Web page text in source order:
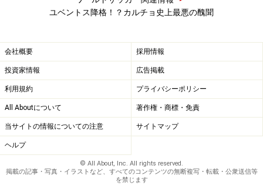
ユベントス降格！？カルチョ史上最悪の醜聞
会社概要 採用情報
投資家情報 広告掲載
利用規約 プライバシーポリシー
All Aboutについて 著作権・商標・免責
当サイトの情報についての注意 サイトマップ
ヘルプ
© All About, Inc. All rights reserved.
掲載の記事・写真・イラストなど、すべてのコンテンツの無断複写・転載・公衆送信等
を禁じます